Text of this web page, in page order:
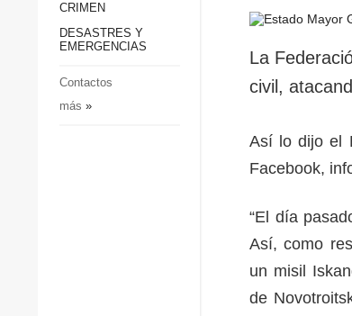
Sociedad y Cultura
Desastres y emergencias
CRIMEN
DESASTRES Y
EMERGENCIAS
Contactos
más »
La
civil,
Así lo dijo el
Facebook,
“El día
Así, como
un misil
de